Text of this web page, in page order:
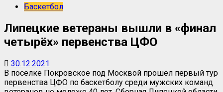
Баскетбол
Липецкие ветераны вышли в «финал
четырёх» первенства ЦФО
30.12.2021
В посёлке Покровское под Москвой прошёл первый тур
первенства ЦФО по баскетболу среди мужских команд